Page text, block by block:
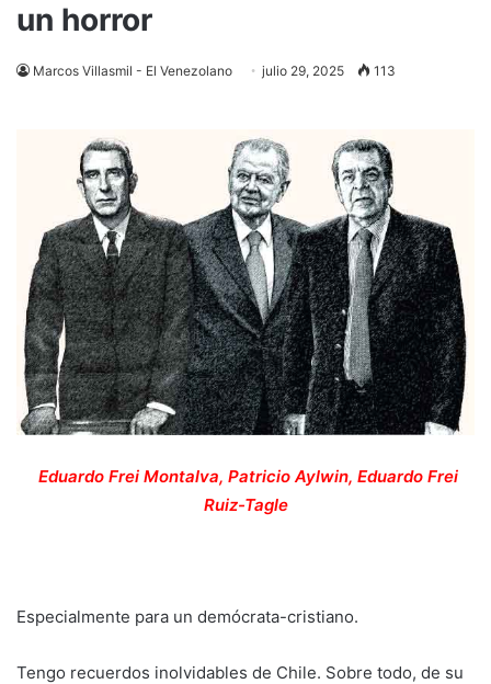
un horror
Marcos Villasmil - El Venezolano julio 29, 2025 113
Eduardo Frei Montalva, Patricio Aylwin, Eduardo Frei
Ruiz-Tagle
Especialmente para un demócrata-cristiano.
Tengo recuerdos inolvidables de Chile. Sobre todo, de su